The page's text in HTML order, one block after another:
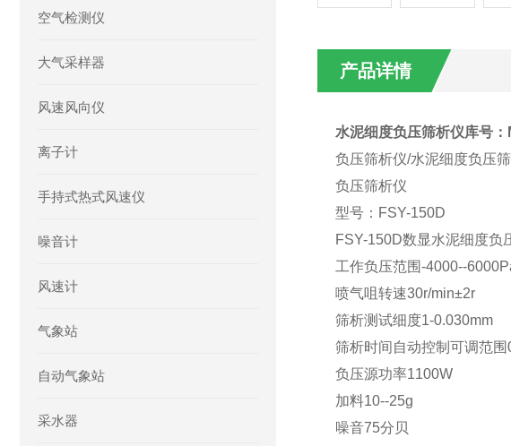
空气检测仪
大气采样器
风速风向仪
离子计
手持式热式风速仪
噪音计
风速计
气象站
自动气象站
采水器
产品详情
水泥细度负压筛析仪库号
负压筛析仪/水泥细度负压
负压筛析仪
型号：FSY-150D
FSY-150D数显水泥细度负
工作负压范围-4000--
喷气咀转速30r/min±2r
筛析测试细度1-0.030mm
筛析时间自动控制可调范围
负压源功率1100W
加料10--25g
噪音75分贝